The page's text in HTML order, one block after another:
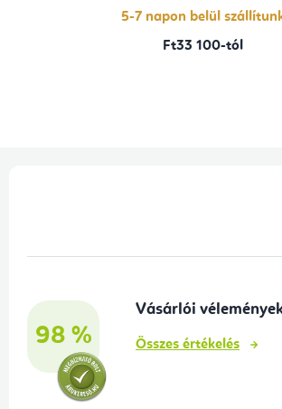
5-7 napon belül
Ft33 100-tól
98 %
Vásárlói
Összes értékelés